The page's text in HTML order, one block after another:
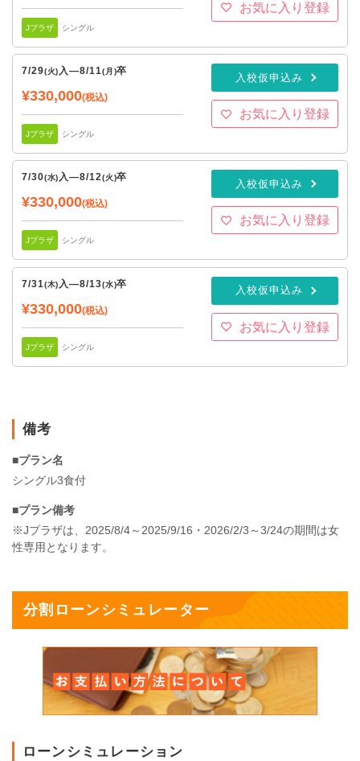
Jプラザ シングル
お気に入り登録
7/29(火)入—8/11(月)卒
¥330,000(税込)
Jプラザ シングル
入校仮申込み
お気に入り登録
7/30(水)入—8/12(火)卒
¥330,000(税込)
Jプラザ シングル
入校仮申込み
お気に入り登録
7/31(木) 入—8/13(水)卒
¥330,000(税込)
Jプラザ シングル
入校仮申込み
お気に入り登録
備考
■プラン名
シングル3食付
■プラン備考
※Jプラザは、2025/8/4～2025/9/16・2026/2/3～3/24の期間は女
性専用となります。
分割ローンシミュレーター
ローンシミュレーション